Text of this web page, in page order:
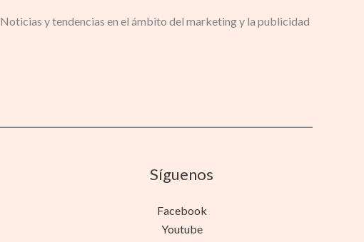
Noticias y tendencias en el ámbito del marketing y la publicidad
Síguenos
Facebook
Youtube